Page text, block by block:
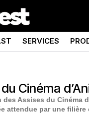
SERVICES
Cinéma
des Assises du Cinéma
attendue par une